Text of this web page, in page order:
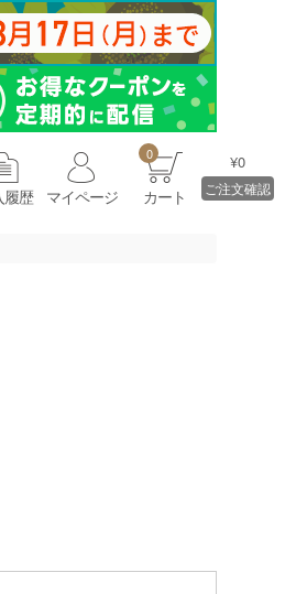
履歴 マイページ
0
カート
¥0
ご注文確認